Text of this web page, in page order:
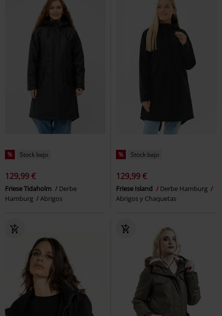
% Stock bajo
129,99 €
Friese Tidaholm
Derbe
Hamburg
Abrigos
% Stock bajo
129,99 €
Friese Island
Derbe Hamburg
Abrigos y Chaquetas